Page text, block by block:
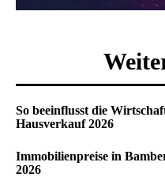
So beeinflusst die
Hausverkauf 2026
Immobilienpreise in
2026